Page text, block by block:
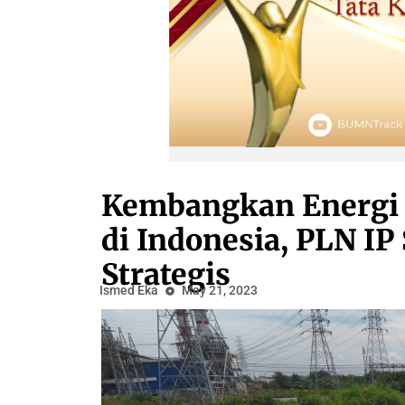
Kembangkan
di Indonesia, PLN
Strategis
Ismed Eka May 21, 2023